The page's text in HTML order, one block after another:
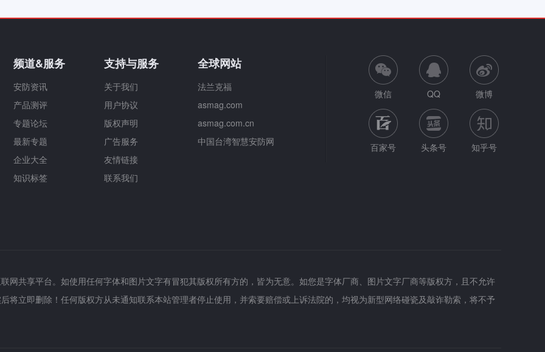
频道&服务
安防资讯
产品测评
专题论坛
最新专题
企业大全
知识标签
支持与服务
关于我们
用户协议
版权声明
广告服务
友情链接
联系我们
全球网站
法兰克福
asmag.com
asmag.com.cn
中国台湾智慧安防网
微信 QQ 微博
百家号 头条号 知乎号
网共享平台。如使用任何字体和图片文字有冒犯其版权所有方的，皆为无意。如您是字体厂商、图片文字厂商等版权方，且不允许
将立即删除！任何版权方从未通知联系本站管理者停止使用，并索要赔偿或上诉法院的，均视为新型网络碰瓷及敲诈勒索，将不予